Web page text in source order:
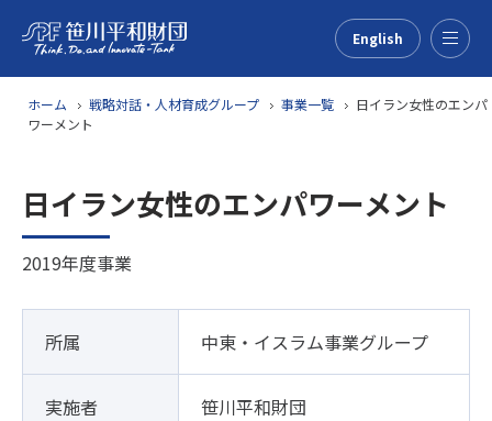
English
ホーム 戦略対話・人材育成グループ 事業一覧
日イラン女性のエンパ
ワーメント
日イラン女性のエンパワーメント
2019年度事業
所属 中東・イスラム事業グループ
実施者 笹川平和財団